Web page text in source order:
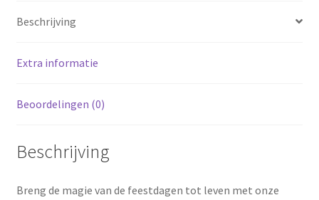
Lichtfuncties
Geheugen
Buiten
Beschrijving
Extra informatie
Beoordelingen (0)
Beschrijving
Breng de magie van de feestdagen tot leven met onze